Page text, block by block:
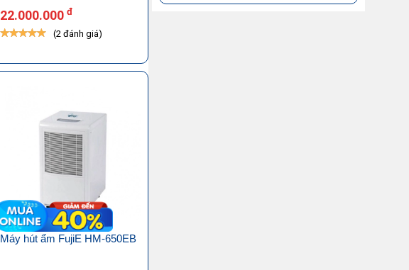
22.000.000 đ
(2 đánh giá)
Máy hút ẩm FujiE HM-650EB